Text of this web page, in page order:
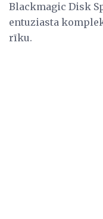
Blackmagic Disk
entuziasta
rīku.